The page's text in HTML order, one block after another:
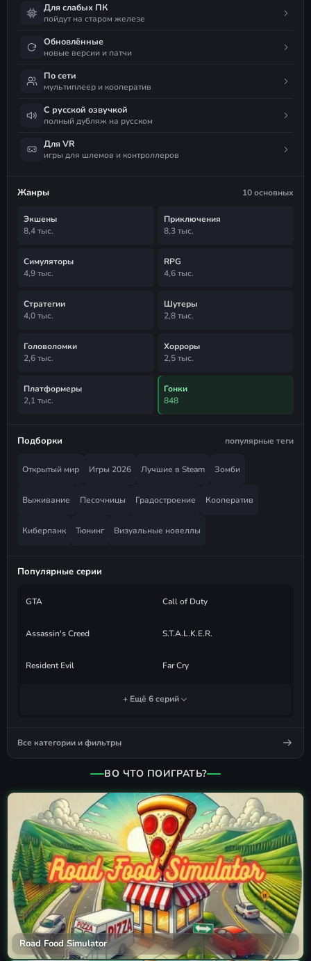
Для слабых ПК
пойдут на старом железе
Обновлённые
новые версии и патчи
По сети
мультиплеер и кооператив
С русской озвучкой
полный дубляж на русском
Для VR
игры для шлемов и контроллеров
Жанры 10 основных
Экшены
8,4 тыс.
Приключения
8,3 тыс.
Симуляторы
4,9 тыс.
RPG
4,6 тыс.
Стратегии
4,0 тыс.
Шутеры
2,8 тыс.
Головоломки
2,6 тыс.
Хорроры
2,5 тыс.
Платформеры
2,1 тыс.
Гонки
848
Подборки популярные теги
Открытый мир Игры 2026 Лучшие в Steam Зомби
Выживание Песочницы Градостроение Кооператив
Киберпанк Тюнинг Визуальные новеллы
Популярные серии
GTA Call of Duty
Assassin's Creed S.T.A.L.K.E.R.
Resident Evil Far Cry
+ Ещё 6 серий
Все категории и фильтры
ВО ЧТО ПОИГРАТЬ?
Road Food Simulator